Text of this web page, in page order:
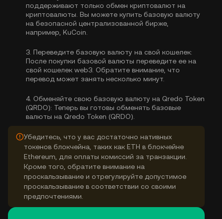
поддерживают только обмен криптовалют на
криптовалюты. Вы можете купить базовую валюту
на безопасной централизованной бирже,
например, KuCoin.
3. Переведите базовую валюту на свой кошелек:
После покупки базовой валюты переведите ее на
свой кошелек web3. Обратите внимание, что
перевод может занять несколько минут.
4. Обменяйте свою базовую валюту на Qredo Token
(QRDO): Теперь вы готовы обменять базовые
валюты на Qredo Token (QRDO).
Убедитесь, что у вас достаточно нативных
токенов блокчейна, таких как ETH в блокчейне
Ethereum, для оплаты комиссий за транзакции.
Кроме того, обратите внимание на
проскальзывание и отрегулируйте допустимое
проскальзывание в соответствии со своими
предпочтениями.